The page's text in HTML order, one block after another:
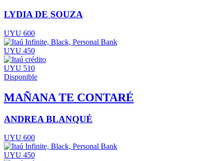
LYDIA DE SOUZA
UYU 600
UYU 450
UYU 510
Disponible
MAÑANA TE CONTARÉ
ANDREA BLANQUÉ
UYU 600
UYU 450